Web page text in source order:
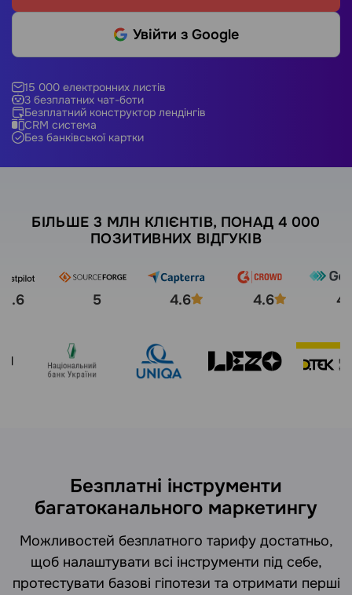
Увійти з Google
15 000 електронних листів
3 безплатних чат-боти
Безплатний конструктор лендінгів
CRM система
Без банківської картки
БІЛЬШЕ 3 МЛН КЛІЄНТІВ, ПОНАД 4 000
ПОЗИТИВНИХ ВІДГУКІВ
4.6 5 4.6 4.6
Безплатні інструменти
багатоканального маркетингу
Можливостей безплатного тарифу достатньо,
щоб налаштувати всі інструменти під себе,
протестувати базові гіпотези та отримати перші